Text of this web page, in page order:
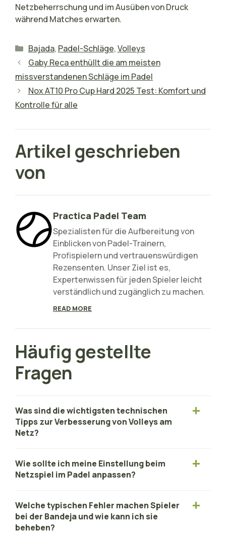
Netzbeherrschung und im Ausüben von Druck
während Matches erwarten.
Kategorien
Bajada, Padel-Schläge,Volleys
Gaby Reca enthüllt die am meisten
missverstandenen Schläge im Padel
Nox AT10 Pro Cup Hard 2025 Test: Komfort und
Kontrolle für alle
Artikel geschrieben
von
Practica Padel Team
Spezialisten für die Aufbereitung von
Einblicken von Padel-Trainern,
Profispielern und vertrauenswürdigen
Rezensenten. Unser Ziel ist es,
Expertenwissen für jeden Spieler leicht
verständlich und zugänglich zu machen.
READ MORE
Häufig gestellte
Fragen
Was sind die wichtigsten technischen
Tipps zur Verbesserung von Volleys am
Netz?
Wie sollte ich meine Einstellung beim
Netzspiel im Padel anpassen?
Welche typischen Fehler machen Spieler
bei der Bandeja und wie kann ich sie
beheben?